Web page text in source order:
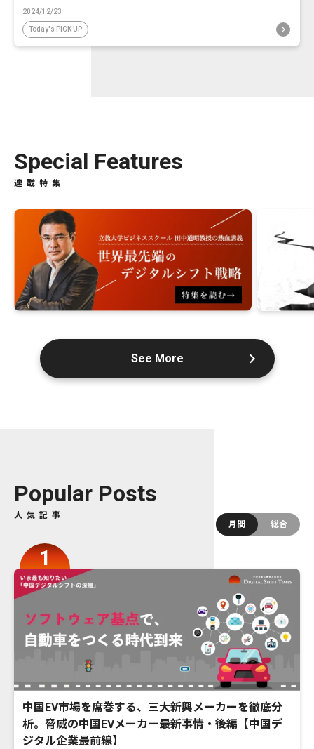
2024/12/23
Today's PICK UP
Special Features
連載特集
See More
Popular Posts
人気記事
月間
総合
中国EV市場を席巻する、三大新興メーカーを徹底分
析。脅威の中国EVメーカー最新事情・後編【中国デ
ジタル企業最前線】